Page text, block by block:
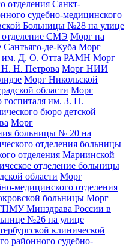
отделения Санкт-
судебно-медицинского
Больницы №28 на улице
СМЭ Морг на
де-Куба Морг
им. Д. О. Отта РАМН Морг
Н. Петрова Морг НИИ
Морг Никольской
области Морг
госпиталя им. З. П.
бюро детской
Морг
больницы № 20 на
отделения больницы
отделения Мариинской
отделение больницы
области Морг
медицинского отделения
больницы Морг
Минздрава России в
№26 на улице
клинической
районного судебно-